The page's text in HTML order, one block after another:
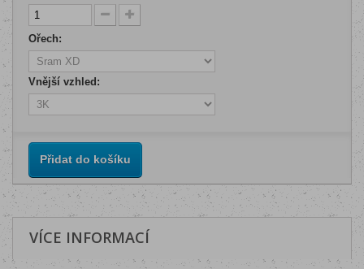
Ořech:
Vnější vzhled:
Přidat do košíku
VÍCE INFORMACÍ